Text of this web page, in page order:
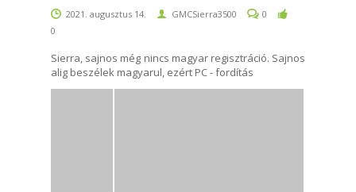
2021. augusztus 14. GMCSierra3500
0
0
Sierra, sajnos még nincs magyar regisztráció. Sajnos
alig beszélek magyarul, ezért PC - fordítás